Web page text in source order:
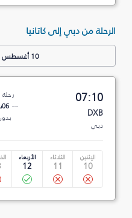
الرحلة من دبي إلى كاتانيا
10 أغسطس
07:10
DXB
دبي
رحلة FZ 1501
06س 15د
الإثنين
10
الثلاثاء
11
الأربعاء
12